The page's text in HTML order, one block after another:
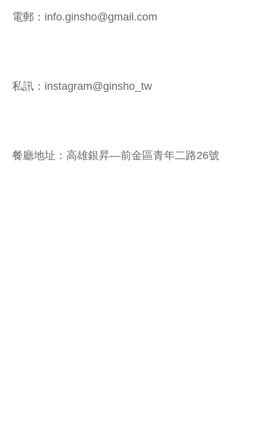
電郵：info.ginsho@gmail.com
私訊：instagram@ginsho_tw
餐廳地址：高雄銀昇—前金區青年二路26號